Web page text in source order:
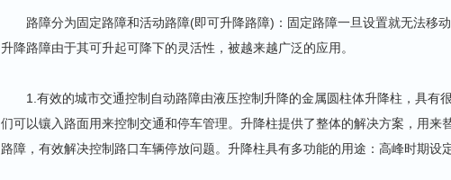
路障分为固定路障和活动路障(即可升降路障)：固定路障一旦设置就无法移
升降路障由于其可升起可降下的灵活性，被越来越广泛的应用。
1.有效的城市交通控制自动路障由液压控制升降的金属圆柱体升降柱，具有
们可以镶入路面用来控制交通和停车管理。升降柱提供了整体的解决方案，用来
路障，有效解决控制路口车辆停放问题。升降柱具有多功能的用途：高峰时期设